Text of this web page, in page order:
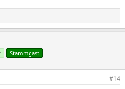
Stammgast
#14